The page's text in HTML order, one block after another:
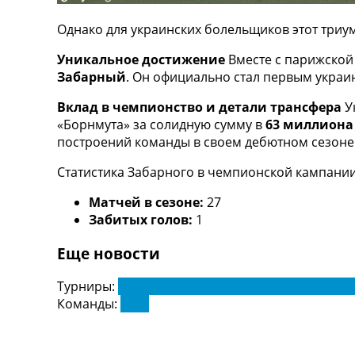
UA
Categories
Главная
Новости футбола
Видео
Новости футбола Украины
Последние комментарии
Конкурс прогнозов
Логин
Рейтинги
Правила
Коллективный прогноз
Турниры
Чемпионат Мира
Однако для украинских болельщиков этот
Уникальное достижение Вместе с
Забарный. Он официально стал первым
Вклад в чемпионство и детали трансфера
«Борнмута» за солидную сумму в63 миллиона
построений команды в своем дебютном
Статистика Забарного в чемпионской
Матчей в сезоне: 27
Забитых голов: 1
Еще новости
Турниры:
Команды: